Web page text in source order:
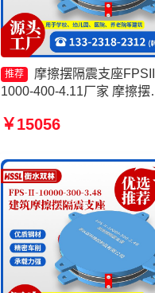
推荐
摩擦摆隔震支座
1000-400-4.11厂家 摩擦摆
生产厂家 建筑摩擦摆式减
家
￥15056